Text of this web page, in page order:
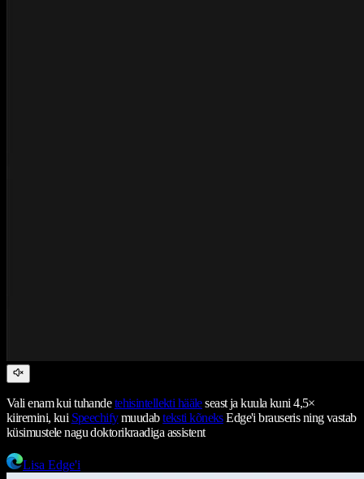
Vali enam kui tuhandetehisintellekti hääleseast ja kuula kuni 4,5×
kiiremini, kui Speechifymuudabteksti kõneksEdge'i brauseris ning vastab
küsimustele nagu doktorikraadiga assistent
Lisa Edge'i